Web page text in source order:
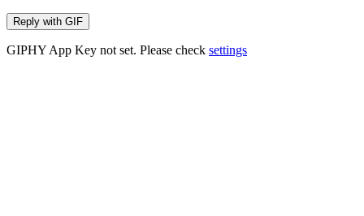
Reply with GIF
GIPHY App Key not set. Please check settings